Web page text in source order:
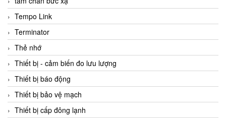
Tempo Link
Terminator
Thẻ nhớ
Thiết bị - cảm biến đo lưu lượng
Thiết bị báo động
Thiết bị bảo vệ mạch
Thiết bị cấp đông lạnh